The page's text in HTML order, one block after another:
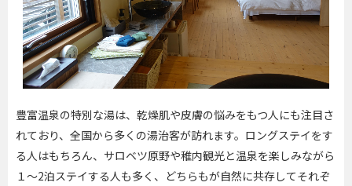
豊富温泉の特別な湯は、乾燥肌や皮膚の悩みをもつ人にも注目さ
れており、全国から多くの湯治客が訪れます。ロングステイをす
る人はもちろん、サロベツ原野や稚内観光と温泉を楽しみながら
１～2泊ステイする人も多く、どちらもが自然に共存してそれぞ